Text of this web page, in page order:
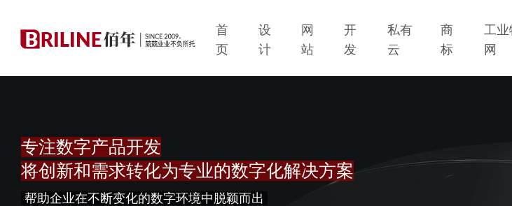
首
页
设
计
网
站
开
发
私有
云
商
标
工业
网
专注数字产品开发
将创新和需求转化为专业的数字化解决方案
帮助企业在不断变化的数字环境中脱颖而出